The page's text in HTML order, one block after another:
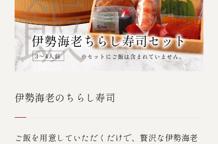
伊勢海老のちらし寿司
ご飯を用意していただくだけで、贅沢な伊勢海老